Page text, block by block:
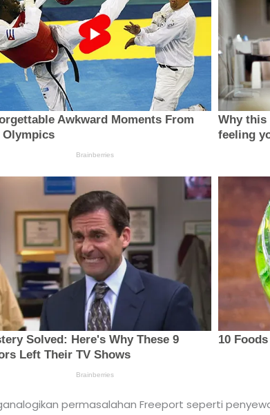
permasalahan Freeport seperti